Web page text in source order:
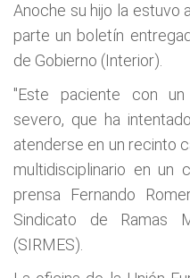
Anoche su hijo la estuvo
parte un boletín
de Gobierno (Interior).
"Este paciente con
severo, que ha
atenderse en un recinto
multidisciplinario en un
prensa Fernando
Sindicato de Ramas
(SIRMES).